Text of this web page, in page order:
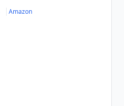
Amazon